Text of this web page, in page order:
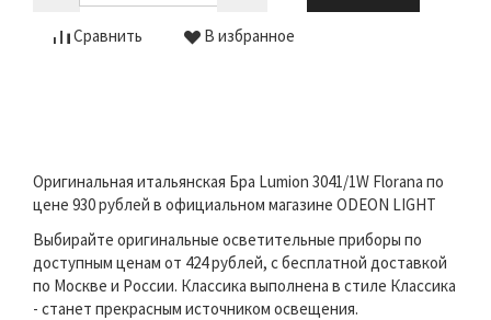
Сравнить В избранное
Оригинальная итальянская Бра Lumion 3041/1W Florana по
цене 930 рублей в официальном магазине ODEON LIGHT
Выбирайте оригинальные осветительные приборы по
доступным ценам от 424 рублей, с бесплатной доставкой
по Москве и России. Классика выполнена в стиле Классика
- станет прекрасным источником освещения.